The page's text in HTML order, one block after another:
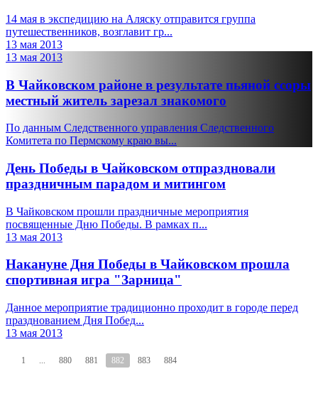
14 мая в экспедицию на Аляску отправится группа
путешественников, возглавит гр...
13 мая 2013
13 мая 2013
В Чайковском районе в результате пьяной ссоры
местный житель зарезал знакомого
По данным Следственного управления Следственного
Комитета по Пермскому краю вы...
День Победы в Чайковском отпраздновали
праздничным парадом и митингом
В Чайковском прошли праздничные мероприятия
посвященные Дню Победы. В рамках п...
13 мая 2013
Накануне Дня Победы в Чайковском прошла
спортивная игра "Зарница"
Данное мероприятие традиционно проходит в городе перед
празднованием Дня Побед...
13 мая 2013
1 ... 880 881 882 883 884